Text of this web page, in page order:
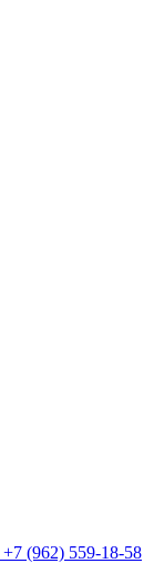
+7 (962) 559-18-58